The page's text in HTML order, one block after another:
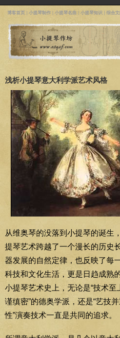
博客首页 小提琴制作 小提琴名曲 小提琴知识 综合
浅析小提琴意大利学派艺术风格
从维奥琴的没落到小提琴的诞生
提琴艺术跨越了一个漫长的历史
器发展的自然定律，也反映了每
科技和文化生活，更是日趋成熟
小提琴艺术史上，无论是“技术至
谨缜密”的德奥学派，还是“艺技
性”演奏技术一直是共同的追求。